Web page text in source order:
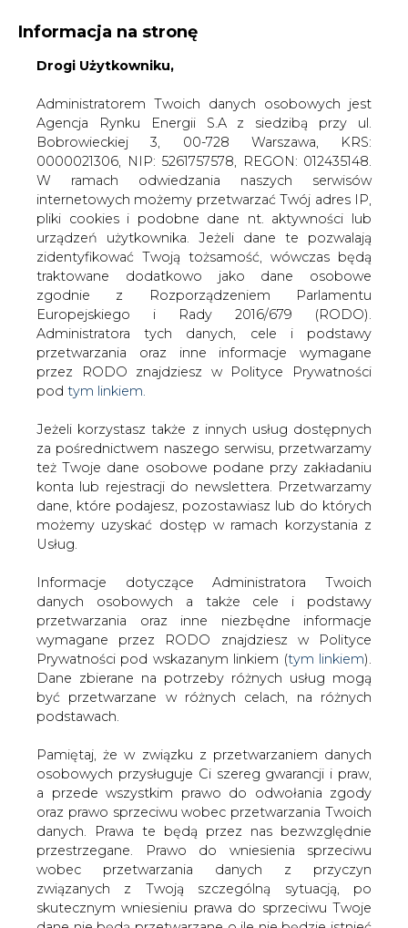
KONTAKT:
WYDAWCA PORTALU:
WYSOKI KONTRAST A A
ZALOGUJ SIĘ
WŁĄCZ CIRE.TV
Informacja na stronę
Drogi Użytkowniku,
Administratorem Twoich danych osobowych jest
Agencja Rynku Energii S.A z siedzibą przy ul.
Bobrowieckiej 3, 00-728 Warszawa, KRS:
0000021306, NIP: 5261757578, REGON: 012435148.
W ramach odwiedzania naszych serwisów
internetowych możemy przetwarzać Twój adres IP,
pliki cookies i podobne dane nt. aktywności lub
urządzeń użytkownika. Jeżeli dane te pozwalają
zidentyfikować Twoją tożsamość, wówczas będą
traktowane dodatkowo jako dane osobowe
zgodnie z Rozporządzeniem Parlamentu
Europejskiego i Rady 2016/679 (RODO).
Administratora tych danych, cele i podstawy
przetwarzania oraz inne informacje wymagane
przez RODO znajdziesz w Polityce Prywatności
pod tym linkiem.
Jeżeli korzystasz także z innych usług dostępnych
za pośrednictwem naszego serwisu, przetwarzamy
też Twoje dane osobowe podane przy zakładaniu
konta lub rejestracji do newslettera. Przetwarzamy
dane, które podajesz, pozostawiasz lub do których
możemy uzyskać dostęp w ramach korzystania z
Usług.
Informacje dotyczące Administratora Twoich
danych osobowych a także cele i podstawy
przetwarzania oraz inne niezbędne informacje
wymagane przez RODO znajdziesz w Polityce
Prywatności pod wskazanym linkiem (tym linkiem).
Dane zbierane na potrzeby różnych usług mogą
być przetwarzane w różnych celach, na różnych
podstawach.
Pamiętaj, że w związku z przetwarzaniem danych
osobowych przysługuje Ci szereg gwarancji i praw,
a przede wszystkim prawo do odwołania zgody
oraz prawo sprzeciwu wobec przetwarzania Twoich
danych. Prawa te będą przez nas bezwzględnie
przestrzegane. Prawo do wniesienia sprzeciwu
wobec przetwarzania danych z przyczyn
związanych z Twoją szczególną sytuacją, po
skutecznym wniesieniu prawa do sprzeciwu Twoje
Strona główna CIEPŁOWNICTWO
ME liczy na
obniżkę cen uprawnień do emisji CO2 - rozważy
rekompensaty, jeśli ceny się utrzymają
drukuj
skomentuj
udostępnij
ME liczy na obniżkę cen uprawnień
utrzymają
Minister energii Krzysztof Tchórzewski
liczy, że interwencja Komisji